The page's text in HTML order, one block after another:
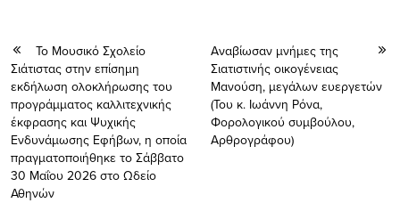
Το Μουσικό Σχολείο
Σιάτιστας στην επίσημη
εκδήλωση ολοκλήρωσης του
προγράμματος καλλιτεχνικής
έκφρασης και Ψυχικής
Ενδυνάμωσης Εφήβων, η οποία
πραγματοποιήθηκε το Σάββατο
30 Μαΐου 2026 στο Ωδείο
Αθηνών
Aναβίωσαν μνήμες της
Σιατιστινής οικογένειας
Μανούση, μεγάλων ευεργετών
(Του κ. Ιωάννη Ρόνα,
Φορολογικού συμβούλου,
Αρθρογράφου)